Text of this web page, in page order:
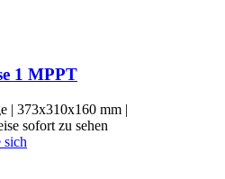
1 MPPT
| 373x310x160 mm |
sofort zu sehen
sich